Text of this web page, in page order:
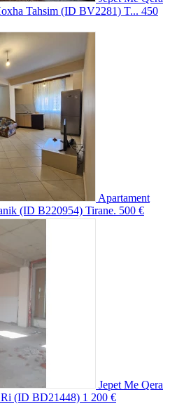
Tahsim (ID BV2281) T... 450
Apartament
(ID B220954) Tirane. 500 €
Jepet Me Qera
Ri (ID BD21448) 1 200 €